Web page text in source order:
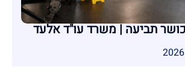
תביעה | משרד עו"ד אלעד